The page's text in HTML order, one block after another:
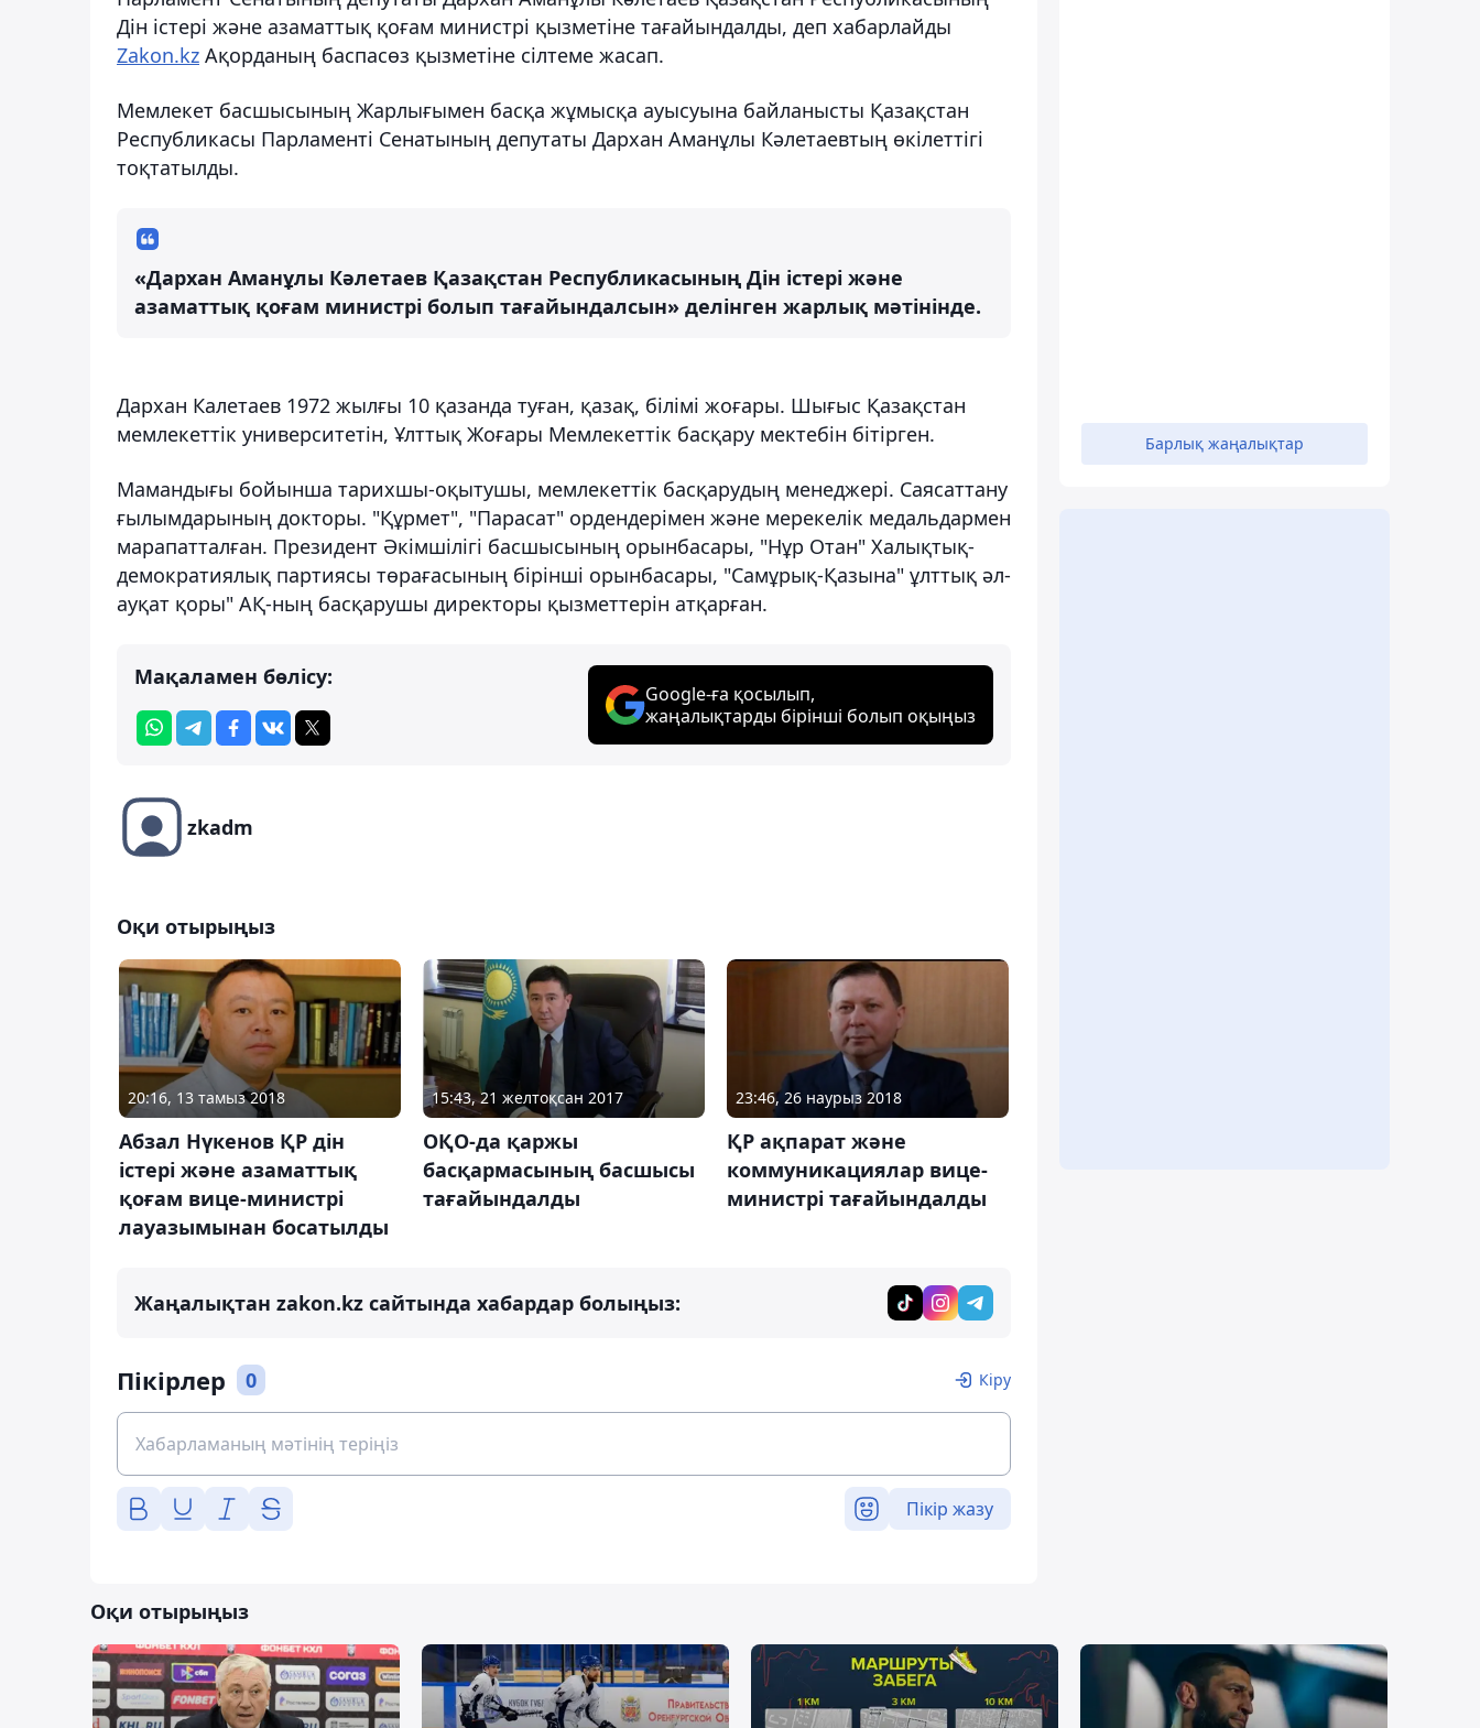
Дін істері және азаматтық қоғам министрі қызметіне тағайындалды, деп хабарлайды
Zakon.kz Ақорданың баспасөз қызметіне сілтеме жасап.
Мемлекет басшысының Жарлығымен басқа жұмысқа ауысуына байланысты Қазақстан
Республикасы Парламенті Сенатының депутаты Дархан Аманұлы Кәлетаевтың өкілеттігі
тоқтатылды.
«Дархан Аманұлы Кәлетаев Қазақстан Республикасының Дін істері және
азаматтық қоғам министрі болып тағайындалсын» делінген жарлық мәтінінде.
Дархан Калетаев 1972 жылғы 10 қазанда туған, қазақ, білімі жоғары. Шығыс Қазақстан
мемлекеттік университетін, Ұлттық Жоғары Мемлекеттік басқару мектебін бітірген.
Мамандығы бойынша тарихшы-оқытушы, мемлекеттік басқарудың менеджері. Саясаттану
ғылымдарының докторы. "Құрмет", "Парасат" ордендерімен және мерекелік медальдармен
марапатталған. Президент Әкімшілігі басшысының орынбасары, "Нұр Отан" Халықтық-
демократиялық партиясы төрағасының бірінші орынбасары, "Самұрық-Қазына" ұлттық әл-
ауқат қоры" АҚ-ның басқарушы директоры қызметтерін атқарған.
Мақаламен бөлісу:
Google-ға қосылып,
жаңалықтарды бірінші болып оқыңыз
zkadm
Оқи отырыңыз
20:16, 13 тамыз 2018
Абзал Нүкенов ҚР дін
істері және азаматтық
қоғам вице-министрі
лауазымынан босатылды
15:43, 21 желтоқсан 2017
ОҚО-да қаржы
басқармасының басшысы
тағайындалды
23:46, 26 наурыз 2018
ҚР ақпарат және
коммуникациялар вице-
министрі тағайындалды
Жаңалықтан zakon.kz сайтында хабардар болыңыз:
Пікірлер 0 Кіру
Пікір жазу
Барлық жаңалықтар
Оқи отырыңыз